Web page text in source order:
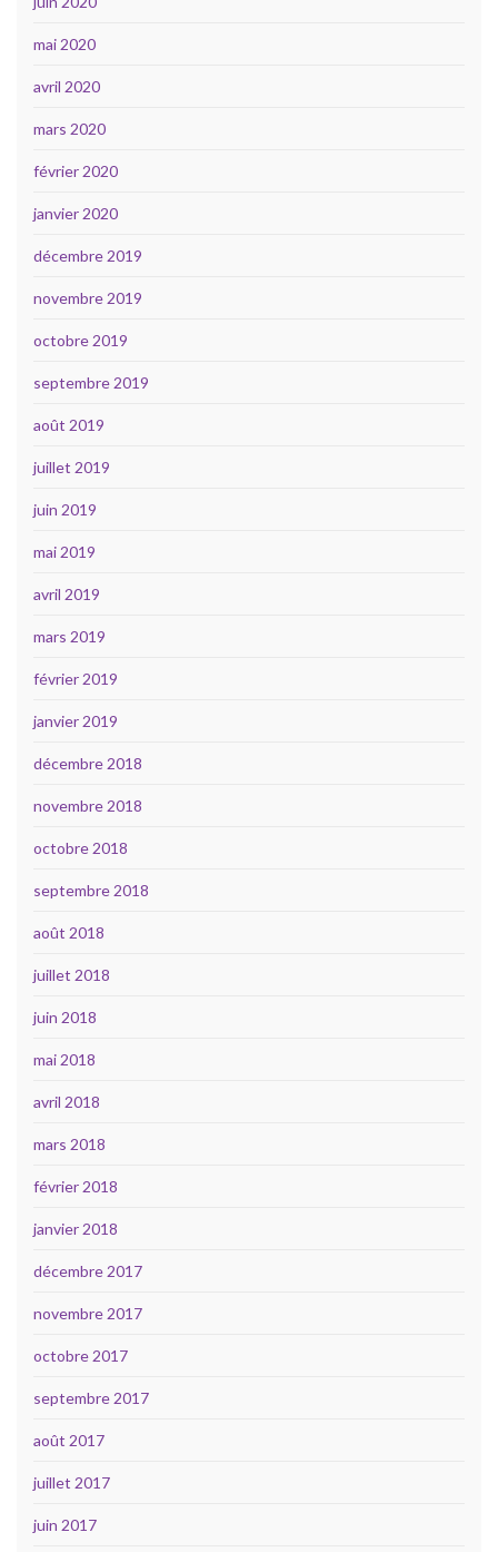
mai 2020
avril 2020
mars 2020
février 2020
janvier 2020
décembre 2019
novembre 2019
octobre 2019
septembre 2019
août 2019
juillet 2019
juin 2019
mai 2019
avril 2019
mars 2019
février 2019
janvier 2019
décembre 2018
novembre 2018
octobre 2018
septembre 2018
août 2018
juillet 2018
juin 2018
mai 2018
avril 2018
mars 2018
février 2018
janvier 2018
décembre 2017
novembre 2017
octobre 2017
septembre 2017
août 2017
juillet 2017
juin 2017